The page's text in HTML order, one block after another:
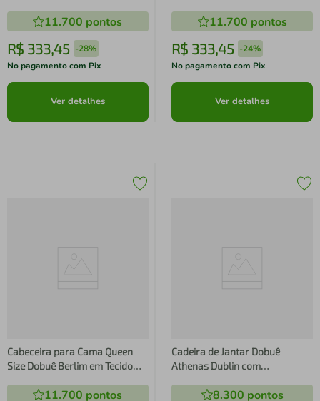
11.700 pontos
R$ 333,45 -28%
No pagamento com Pix
Ver detalhes
11.700 pontos
R$ 333,45 -24%
No pagamento com Pix
Ver detalhes
Cabeceira para Cama Queen
Size Dobuê Berlim em Tecido
11.700 pontos
Cadeira de Jantar Dobuê
Athenas Dublin com
Veloplus 8.300 pontos